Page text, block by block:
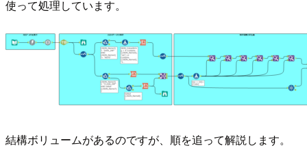
使って処理しています。
結構ボリュームがあるのですが、順を追って解説します。